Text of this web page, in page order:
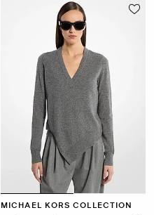
MICHAEL KORS COLLECTION